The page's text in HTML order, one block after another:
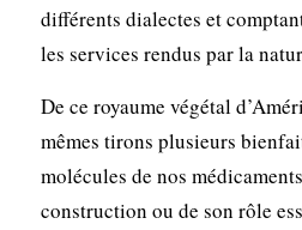
différents dialectes et
les services rendus par la
De ce royaume végétal
mêmes tirons plusieurs
molécules de nos
construction ou de son rôle